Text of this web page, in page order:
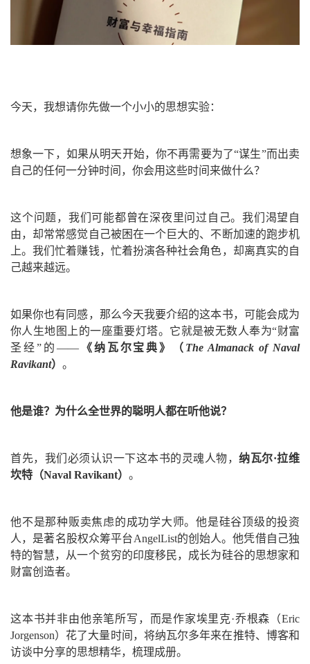
今天，我想请你先做一个小小的思想实验：
想象一下，如果从明天开始，你不再需要为了“谋生”而出卖
自己的任何一分钟时间，你会用这些时间来做什么？
这个问题，我们可能都曾在深夜里问过自己。我们渴望自
由，却常常感觉自己被困在一个巨大的、不断加速的跑步机
上。我们忙着赚钱，忙着扮演各种社会角色，却离真实的自
己越来越远。
如果你也有同感，那么今天我要介绍的这本书，可能会成为
你人生地图上的一座重要灯塔。它就是被无数人奉为“财富
圣经”的——《纳瓦尔宝典》（ The Almanack of Naval
Ravikant） 。
他是谁？为什么全世界的聪明人都在听他说？
首先，我们必须认识一下这本书的灵魂人物，纳瓦尔·拉维
坎特（Naval Ravikant） 。
他不是那种贩卖焦虑的成功学大师。他是硅谷顶级的投资
人，是著名股权众筹平台AngelList的创始人。他凭借自己独
特的智慧，从一个贫穷的印度移民，成长为硅谷的思想家和
财富创造者。
这本书并非由他亲笔所写，而是作家埃里克·乔根森（Eric
Jorgenson）花了大量时间，将纳瓦尔多年来在推特、博客和
访谈中分享的思想精华，梳理成册。